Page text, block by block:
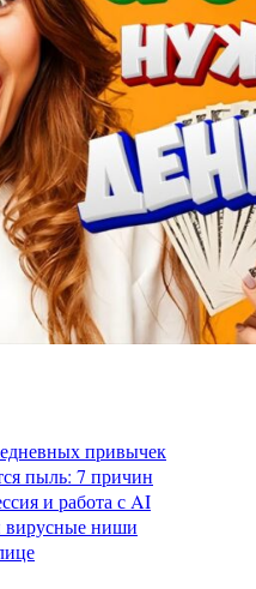
привычек
пыль: 7 причин
и работа с AI
вирусные ниши